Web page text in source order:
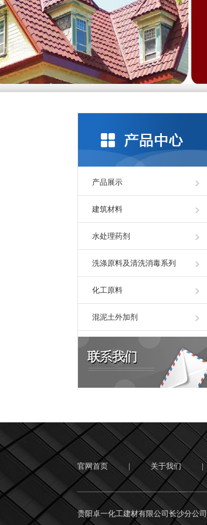
产品展示
建筑材料
水处理药剂
洗涤原料及清洗消毒系列
化工原料
混泥土外加剂
官网首页 | 关于我们 |
贵阳卓一化工建材有限公司长沙分公司